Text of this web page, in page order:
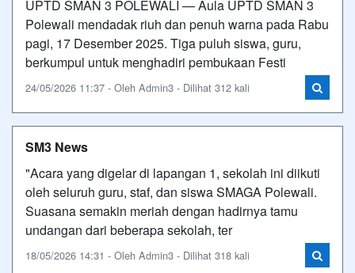
UPTD SMAN 3 POLEWALI — Aula UPTD SMAN 3
Polewali mendadak riuh dan penuh warna pada Rabu
pagi, 17 Desember 2025. Tiga puluh siswa, guru,
berkumpul untuk menghadiri pembukaan Festi
24/05/2026 11:37 - Oleh Admin3 - Dilihat 312 kali
SM3 News
"Acara yang digelar di lapangan 1, sekolah ini diikuti
oleh seluruh guru, staf, dan siswa SMAGA Polewali.
Suasana semakin meriah dengan hadirnya tamu
undangan dari beberapa sekolah, ter
18/05/2026 14:31 - Oleh Admin3 - Dilihat 318 kali